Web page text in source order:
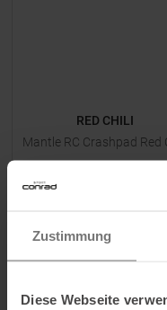
Zustimmung
Diese Webseite
RED CHILI
Mantle RC Crashpad Red
Einheitsgröße